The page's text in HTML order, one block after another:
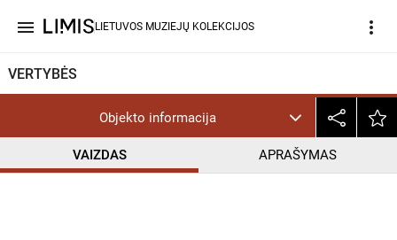
menu LIETUVOS MUZIEJŲ KOLEKCIJOS more_vert
VERTYBĖS
Objekto informacija
VAIZDAS APRAŠYMAS